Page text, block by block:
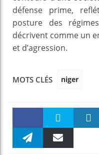
défense prime,
posture des
décrivent comme un
et d’agression.
MOTS CLÉS niger
Faceboo Twitter